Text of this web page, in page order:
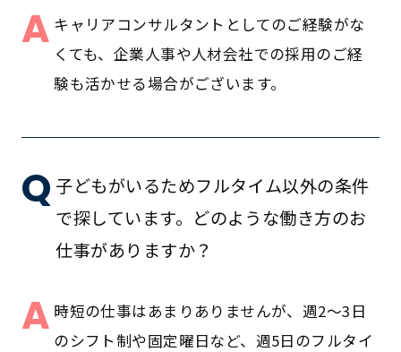
A キャリアコンサルタントとしてのご経験がな
くても、企業人事や人材会社での採用のご経
験も活かせる場合がございます。
Q 子どもがいるためフルタイム以外の条件
で探しています。どのような働き方のお
仕事がありますか？
A 時短の仕事はあまりありませんが、週2～3日
のシフト制や固定曜日など、週5日のフルタイ